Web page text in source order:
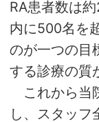
RA患者数は
内に500名を
のが一つの目
する診療の質
これから当
し、スタッフ